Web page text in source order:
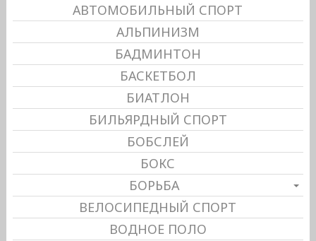
АВТОМОБИЛЬНЫЙ СПОРТ
АЛЬПИНИЗМ
БАДМИНТОН
БАСКЕТБОЛ
БИАТЛОН
БИЛЬЯРДНЫЙ СПОРТ
БОБСЛЕЙ
БОКС
БОРЬБА
ВЕЛОСИПЕДНЫЙ СПОРТ
ВОДНОЕ ПОЛО